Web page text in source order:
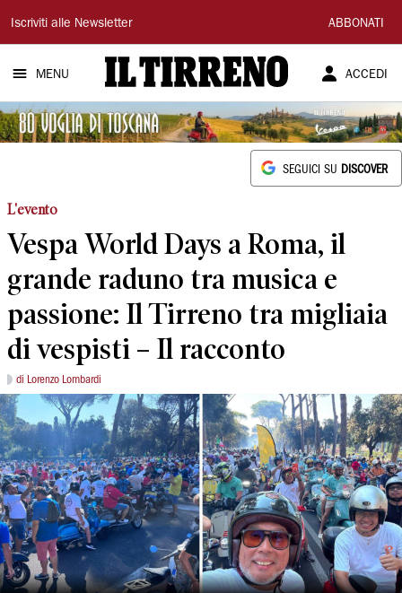
Il
Tirreno
Iscriviti alle Newsletter ABBONATI
MENU ACCEDI
SEGUICI SU DISCOVER
L'evento
Vespa World Days a Roma, il
grande raduno tra musica e
passione: Il Tirreno tra migliaia
di vespisti – Il racconto
di Lorenzo Lombardi